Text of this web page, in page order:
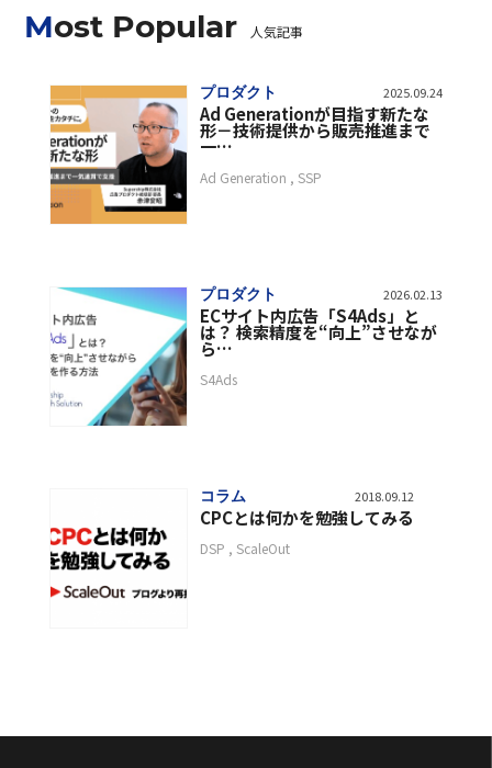
Most Popular 人気記事
プロダクト 2025.09.24
Ad Generationが目指す新たな
形－技術提供から販売推進まで
一…
Ad Generation SSP
プロダクト 2026.02.13
ECサイト内広告「S4Ads」と
は？ 検索精度を“向上”させなが
ら…
S4Ads
コラム 2018.09.12
CPCとは何かを勉強してみる
DSP ScaleOut